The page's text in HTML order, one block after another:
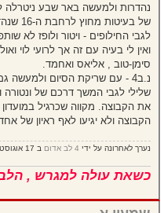
של בעיטות מחוץ לרחבת ה-16 שנהדפו ע"י אליאסי .
לגבי החילופים - ויטור ולופז לא
ואין לי בעיה עם זה אך לרועי לוי
סימן-טוב , אליאס ואחמד.
נ.ב4 - עם שריקת הסיום ולמעשה
שלילי לגבי המשך דרכם של ונטורה
את הקבוצה. מקווה שכרגיל
הקבוצה ולא יגיעו לאף ראיון של
נערך לאחרונה על ידי4 לב אדום ב 17 אוגוסט 2025, 10:24, נערך פעם 1 בסך הכל.
כשאת עולה למגרש , הלב